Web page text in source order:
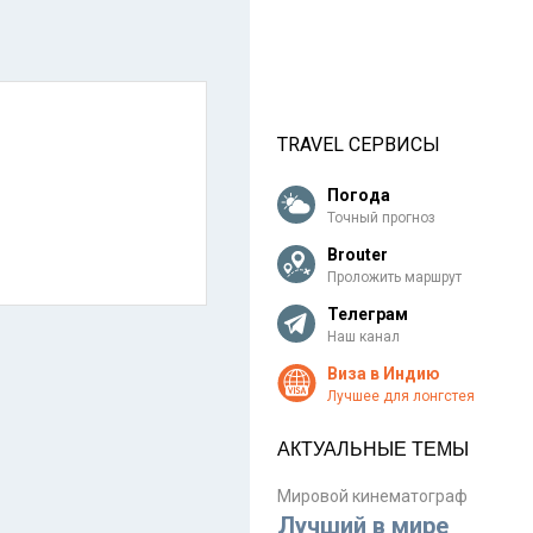
TRAVEL СЕРВИСЫ
Погода
Точный прогноз
Brouter
Проложить маршрут
Телеграм
Наш канал
Виза в Индию
Лучшее для лонгстея
АКТУАЛЬНЫЕ ТЕМЫ
Мировой кинематограф
Лучший в мире